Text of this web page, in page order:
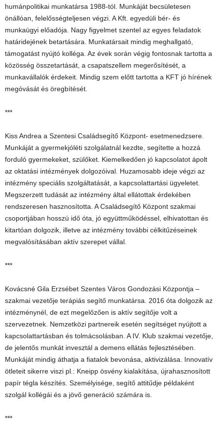
humánpolitikai munkatársa 1988-tól. Munkáját becsületesen
önállóan, felelősségteljesen végzi. A Kft. egyedüli bér- és
munkaügyi előadója. Nagy figyelmet szentel az egyes feladatok
határidejének betartására. Munkatársait mindig meghallgató,
támogatást nyújtó kolléga. Az évek során végig fontosnak tartotta a
közösség összetartását, a csapatszellem megerősítését, a
munkavállalók érdekeit. Mindig szem előtt tartotta a KFT jó hírének
megóvását és öregbítését.
***
Kiss Andrea a Szentesi Családsegítő Központ- esetmenedzsere.
Munkáját a gyermekjóléti szolgálatnál kezdte, segítette a hozzá
forduló gyermekeket, szülőket. Kiemelkedően jó kapcsolatot ápolt
az oktatási intézmények dolgozóival. Huzamosabb ideje végzi az
intézmény speciális szolgáltatását, a kapcsolattartási ügyeletet.
Megszerzett tudását az intézmény által ellátottak érdekében
rendszeresen hasznosította. A Családsegítő Központ szakmai
csoportjában hosszú idő óta, jó együttműködéssel, elhivatottan és
kitartóan dolgozik, illetve az intézmény további célkitűzéseinek
megvalósításában aktív szerepet vállal.
***
Kovácsné Gila Erzsébet Szentes Város Gondozási Központja –
szakmai vezetője terápiás segítő munkatársa. 2016 óta dolgozik az
intézménynél, de ezt megelőzően is aktív segítője volt a
szervezetnek. Nemzetközi partnereik esetén segítséget nyújtott a
kapcsolattartásban és tolmácsolásban. A IV. Klub szakmai vezetője,
de jelentős munkát invesztál a demens ellátás fejlesztésében.
Munkáját mindig áthatja a fiatalok bevonása, aktivizálása. Innovatív
ötleteit sikerre viszi pl.: Kneipp ösvény kialakítása, újrahasznosított
papír tégla készítés. Személyisége, segítő attitűdje példaként
szolgál kollégái és a jövő generáció számára is.
***